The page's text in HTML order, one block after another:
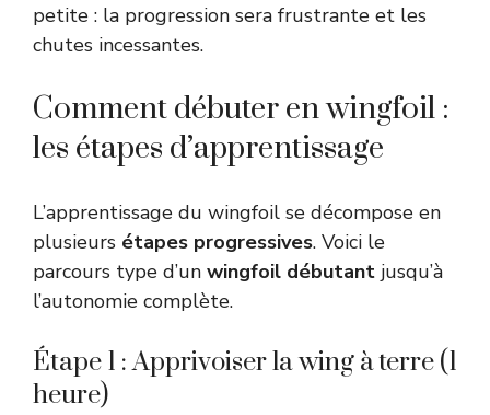
petite : la progression sera frustrante et les
chutes incessantes.
Comment débuter en wingfoil :
les étapes d’apprentissage
L’apprentissage du wingfoil se décompose en
plusieurs étapes progressives. Voici le
parcours type d’un wingfoil débutant jusqu’à
l’autonomie complète.
Étape 1 : Apprivoiser la wing à terre (1
heure)